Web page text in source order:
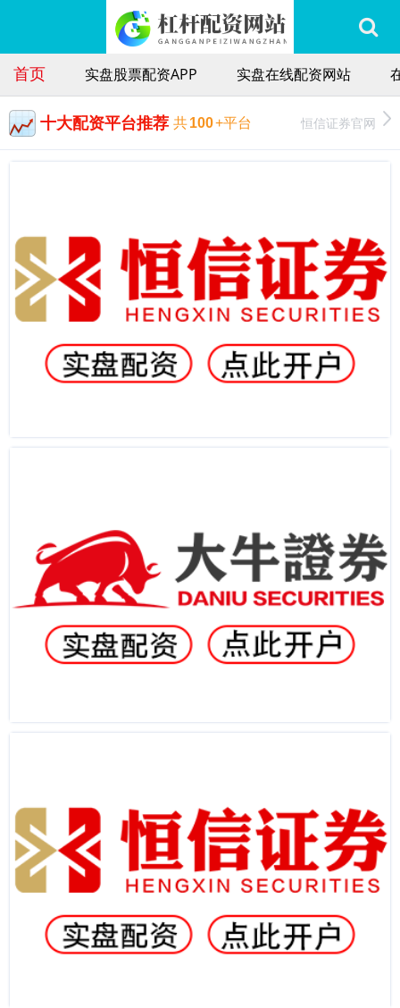
首页 实盘股票配资APP 实盘在线配资网站
十大配资平台推荐 共100+平台 恒信证券官网